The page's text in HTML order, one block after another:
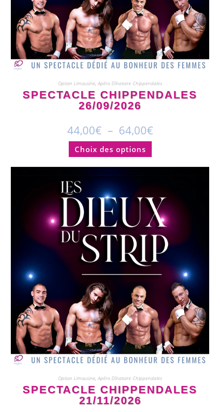
Option Limousine,Apéro Dînatoire Chippendales
SPECTACLE CHIPPENDALES
26/09/2026
44,00€ – 64,00€
Choix des options
Option Limousine Apéro Dînatoire Chippendales
SPECTACLE CHIPPENDALES
21/11/2026